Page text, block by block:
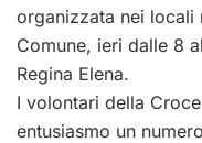
organizzata nei locali
Comune, ieri dalle 8
Regina Elena.
I volontari della
entusiasmo un